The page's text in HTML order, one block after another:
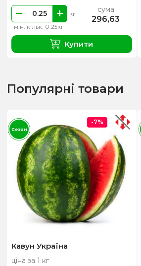
мін. кільк. 0.25кг
кг сума
296,63
Купити
Популярні товари
Кавун Україна
ціна за 1 кг
-7%
Сезон